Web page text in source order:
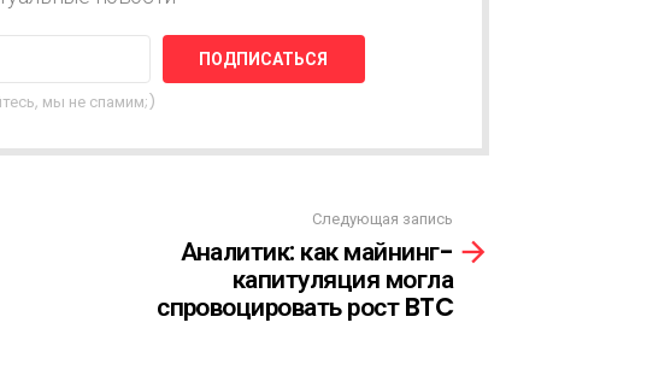
мы не спамим;)
Следующая запись
Аналитик: как майнинг-
капитуляция могла
спровоцировать рост BTC